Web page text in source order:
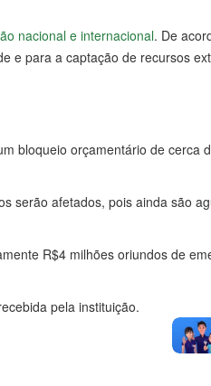
nacional e internacional. De
e para a captação de recursos
bloqueio orçamentário de cerca
serão afetados, pois ainda são
R$4 milhões oriundos de
pela instituição.